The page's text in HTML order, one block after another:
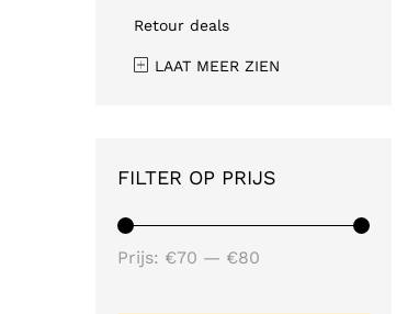
Retour deals
LAAT MEER ZIEN
FILTER OP PRIJS
Prijs: €70 — €80